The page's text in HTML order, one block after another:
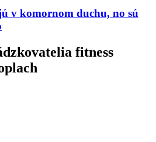
v komornom duchu, no sú
fitness